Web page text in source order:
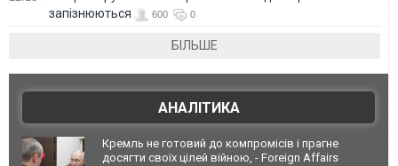
запізнюються
600 0
БІЛЬШЕ
АНАЛІТИКА
Кремль не готовий до компромісів і прагне
досягти своїх цілей війною, - Foreign Affairs